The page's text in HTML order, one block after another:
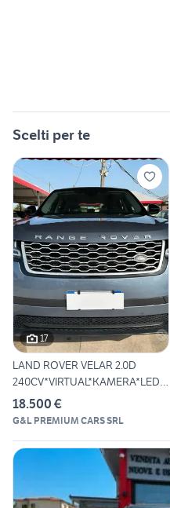
Scelti per te
17
LAND ROVER VELAR 2.0D
240CV*VIRTUAL*KAMERA*LED*
NAV
18.500 €
G&L PREMIUM CARS SRL